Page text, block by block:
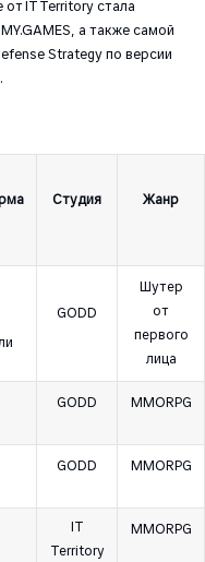
IT Territory стала
а также самой
Strategy по версии
Студия Жанр
GODD
Шутер
от
первого
лица
GODD MMORPG
GODD MMORPG
IT
Territory
MMORPG